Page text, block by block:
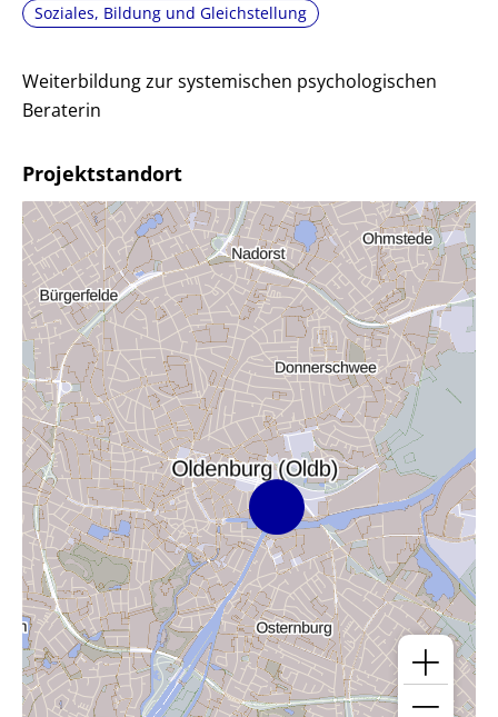
Soziales, Bildung und Gleichstellung
Weiterbildung zur systemischen psychologischen
Beraterin
Projektstandort